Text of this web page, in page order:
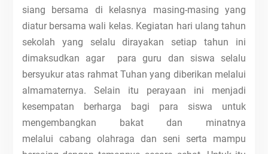
siang bersama di kelasnya masing-masing yang
diatur bersama wali kelas. Kegiatan hari ulang tahun
sekolah yang selalu dirayakan setiap tahun ini
dimaksudkan agar para guru dan siswa selalu
bersyukur atas rahmat Tuhan yang diberikan melalui
almamaternya. Selain itu perayaan ini menjadi
kesempatan berharga bagi para siswa untuk
mengembangkan bakat dan minatnya
melalui cabang olahraga dan seni serta mampu